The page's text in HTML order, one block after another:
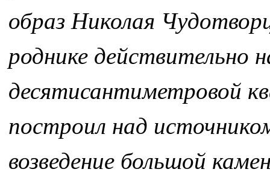
образ Николая
роднике действительно
десятисантиметровой
построил над
возведение большой